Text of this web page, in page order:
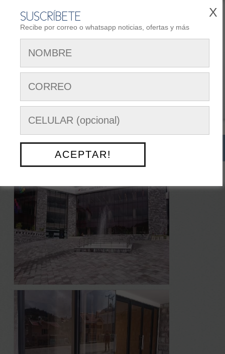
X
SUSCRÍBETE
Recibe por correo o whatsapp noticias, ofertas y más
ACEPTAR!
REGISTRARSE AREA DE CLIENTES
Siguenos en:
Menú Opciones
NUESTRO TRABAJO> SENAMI